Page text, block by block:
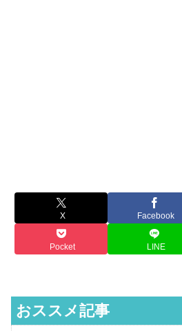
X Facebook
Pocket LINE
おススメ記事